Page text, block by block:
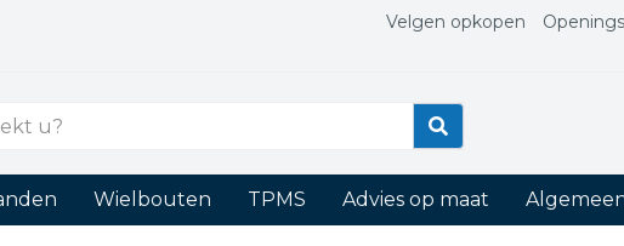
Velgen opkopen
Wielbouten TPMS Advies op maat